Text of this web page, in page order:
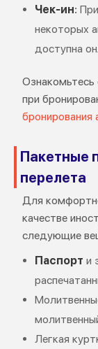
Чек-ин:
некоторых
доступна
Ознакомьтесь
при
бронирования
Пакетные
перелета
Для
качестве
следующие
Паспорт и
Легкая